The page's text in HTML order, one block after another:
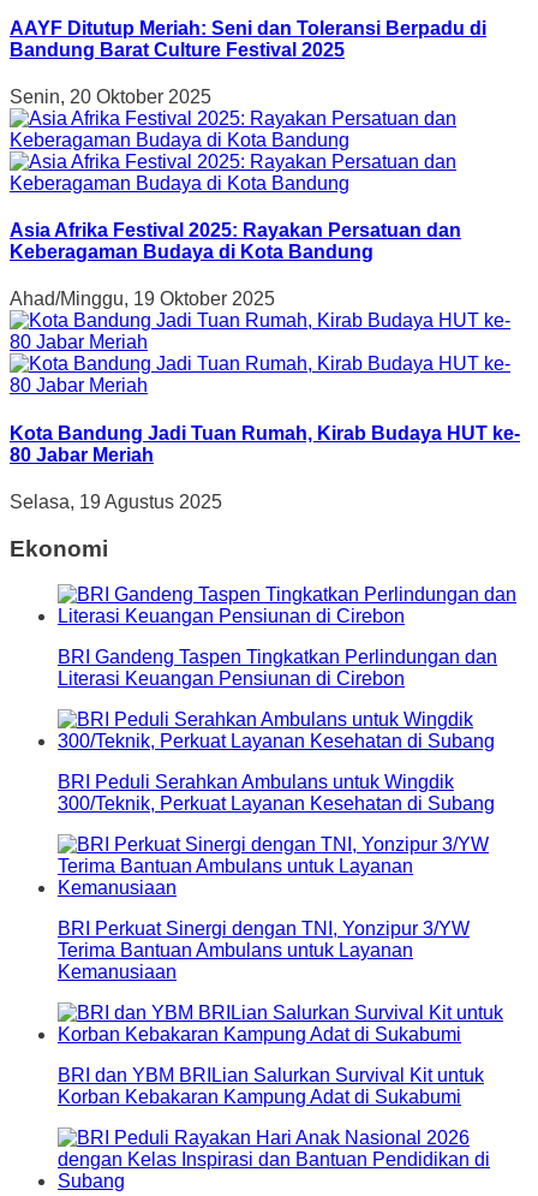
AAYF Ditutup Meriah: Seni dan Toleransi Berpadu di
Bandung Barat Culture Festival 2025
Senin, 20 Oktober 2025
Asia Afrika Festival 2025: Rayakan Persatuan dan
Keberagaman Budaya di Kota Bandung
Ahad/Minggu, 19 Oktober 2025
Kota Bandung Jadi Tuan Rumah, Kirab Budaya HUT ke-
80 Jabar Meriah
Selasa, 19 Agustus 2025
Ekonomi
BRI Gandeng Taspen Tingkatkan Perlindungan dan
Literasi Keuangan Pensiunan di Cirebon
BRI Peduli Serahkan Ambulans untuk Wingdik
300/Teknik, Perkuat Layanan Kesehatan di Subang
BRI Perkuat Sinergi dengan TNI, Yonzipur 3/YW
Terima Bantuan Ambulans untuk Layanan
Kemanusiaan
BRI dan YBM BRILian Salurkan Survival Kit untuk
Korban Kebakaran Kampung Adat di Sukabumi